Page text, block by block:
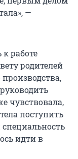
—
работе
родителей
чувствовала,
поступить
идти в